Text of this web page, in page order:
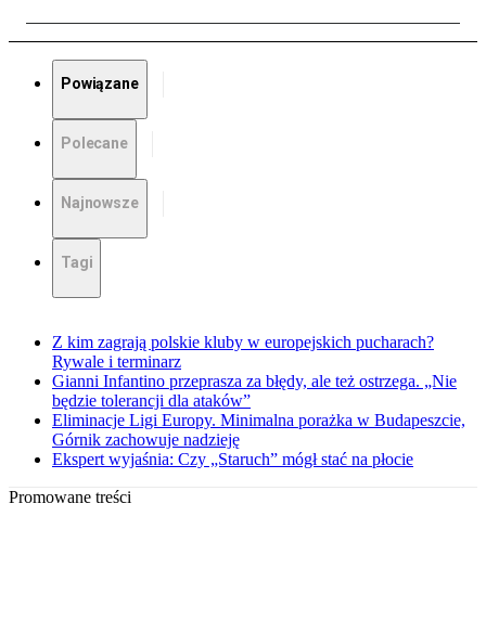
Powiązane
Polecane
Najnowsze
Tagi
Z kim zagrają polskie kluby w europejskich pucharach?
Rywale i terminarz
Gianni Infantino przeprasza za błędy, ale też ostrzega. „Nie
będzie tolerancji dla ataków”
Eliminacje Ligi Europy. Minimalna porażka w Budapeszcie,
Górnik zachowuje nadzieję
Ekspert wyjaśnia: Czy „Staruch” mógł stać na płocie
Promowane treści